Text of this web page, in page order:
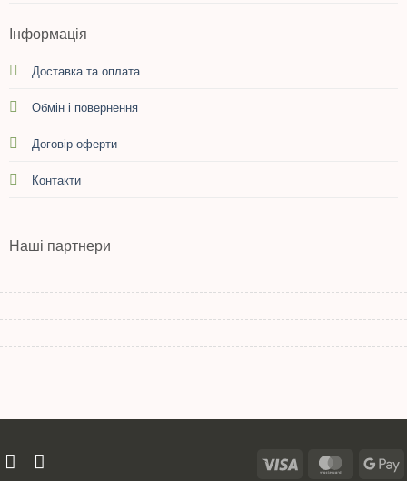
Інформація
Доставка та оплата
Обмін і повернення
Договір оферти
Контакти
Наші партнери